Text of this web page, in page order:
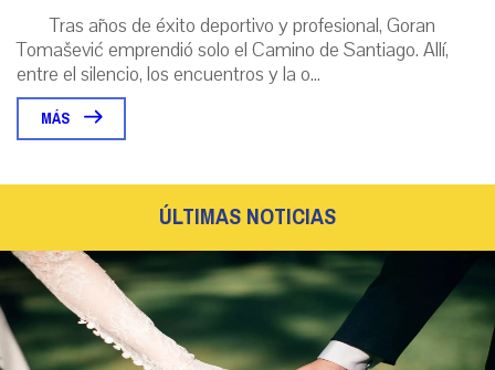
Tras años de éxito deportivo y profesional, Goran
Tomašević emprendió solo el Camino de Santiago. Allí,
entre el silencio, los encuentros y la o...
MÁS
ÚLTIMAS NOTICIAS